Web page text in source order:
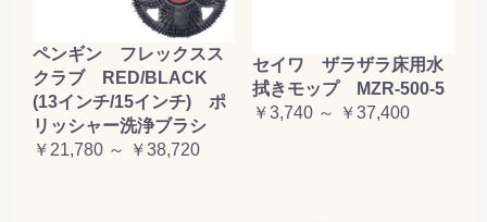
ペンギン フレックスス
クラブ RED/BLACK
(13インチ/15インチ) ポ
リッシャー洗浄ブラシ
￥21,780 ～ ￥38,720
セイワ ザラザラ床用水
拭きモップ MZR-500-5
￥3,740 ～ ￥37,400